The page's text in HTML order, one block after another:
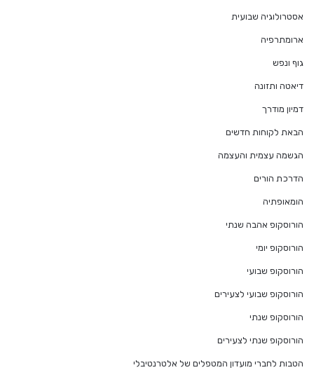
אסטרולוגיה שבועית
ארומתרפיה
גוף ונפש
דיאטה ותזונה
דמיון מודרך
הבאת לקוחות חדשים
הגשמה עצמית והעצמה
הדרכת הורים
הומאופתיה
הורוסקופ אהבה שנתי
הורוסקופ יומי
הורוסקופ שבועי
הורוסקופ שבועי לצעירים
הורוסקופ שנתי
הורוסקופ שנתי לצעירים
הטבות לחברי מועדון המטפלים של אלטרנטיבלי